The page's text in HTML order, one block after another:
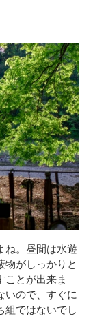
ね。昼間は水遊
物がしっかりと
ことが出来ま
いので、すぐに
組ではないでし